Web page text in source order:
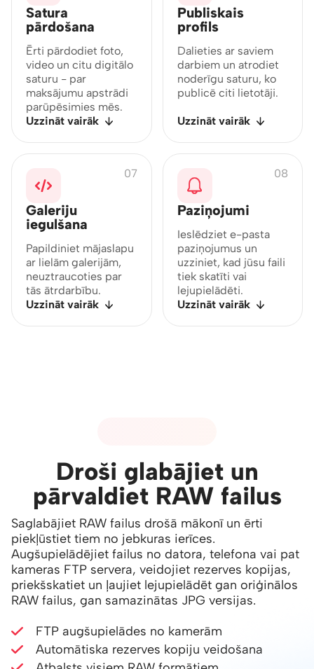
Satura
pārdošana
Ērti pārdodiet foto,
video un citu digitālo
saturu - par
maksājumu apstrādi
parūpēsimies mēs.
Uzzināt vairāk
Publiskais
profils
Dalieties ar saviem
darbiem un atrodiet
noderīgu saturu, ko
publicē citi lietotāji.
Uzzināt vairāk
Galeriju
iegulšana
Papildiniet mājaslapu
ar lielām galerijām,
neuztraucoties par
tās ātrdarbību.
07
Uzzināt vairāk
Paziņojumi
Ieslēdziet e-pasta
paziņojumus un
uzziniet, kad jūsu faili
tiek skatīti vai
lejupielādēti.
08
Uzzināt vairāk
Droši glabājiet un
pārvaldiet RAW failus
Saglabājiet RAW failus drošā mākonī un ērti
piekļūstiet tiem no jebkuras ierīces.
Augšupielādējiet failus no datora, telefona vai pat
kameras FTP servera, veidojiet rezerves kopijas,
priekšskatiet un ļaujiet lejupielādēt gan oriģinālos
RAW failus, gan samazinātas JPG versijas.
FTP augšupielādes no kamerām
Automātiska rezerves kopiju veidošana